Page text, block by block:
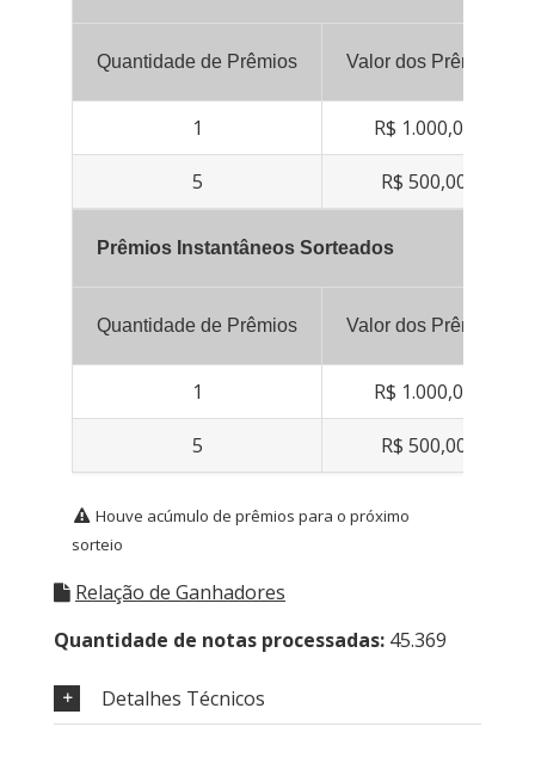
Quantidade de Prêmios Valor dos Prêmios
1 R$ 1.000,00
5 R$ 500,00
Prêmios Instantâneos Sorteados
Quantidade de Prêmios Valor dos Prêmios
1 R$ 1.000,00
5 R$ 500,00
Houve acúmulo de prêmios para o próximo
sorteio
Relação de Ganhadores
Quantidade de notas processadas: 45.369
Detalhes Técnicos